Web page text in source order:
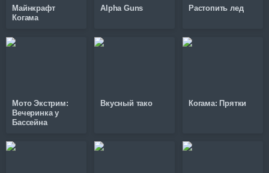
Майнкрафт
Когама
Alpha Guns Растопить лед
Мото Экстрим:
Вечеринка у
Бассейна
Вкусный тако Когама: Прятки